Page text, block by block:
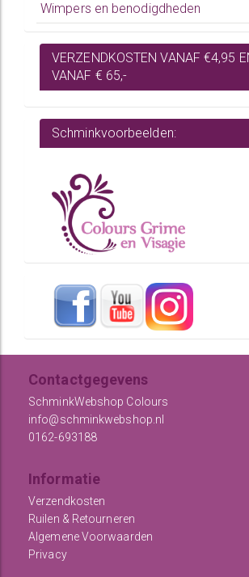
Wimpers en benodigdheden
VERZENDKOSTEN VANAF €4,95
VANAF € 65,-
Schminkvoorbeelden:
Contactgegevens
SchminkWebshop Colours
info@schminkwebshop.nl
0162-693188
Informatie
Verzendkosten
Ruilen & Retourneren
Algemene Voorwaarden
Privacy